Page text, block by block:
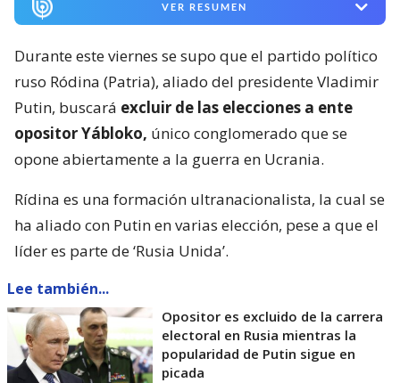
VER RESUMEN
Durante este viernes se supo que el partido político
ruso Ródina (Patria), aliado del presidente Vladimir
Putin, buscará excluir de las elecciones a ente
opositor Yábloko, único conglomerado que se
opone abiertamente a la guerra en Ucrania.
Rídina es una formación ultranacionalista, la cual se
ha aliado con Putin en varias elección, pese a que el
líder es parte de ‘Rusia Unida’.
Lee también...
Opositor es excluido de la carrera
electoral en Rusia mientras la
popularidad de Putin sigue en
picada